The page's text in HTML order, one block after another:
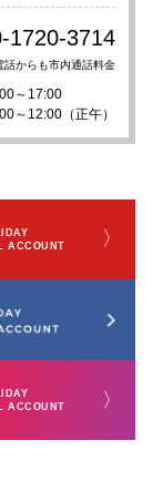
1720-3714
話からも市内通話料金
～17:00
～12:00（正午）
ACCOUNT
〉
ACCOUNT
〉